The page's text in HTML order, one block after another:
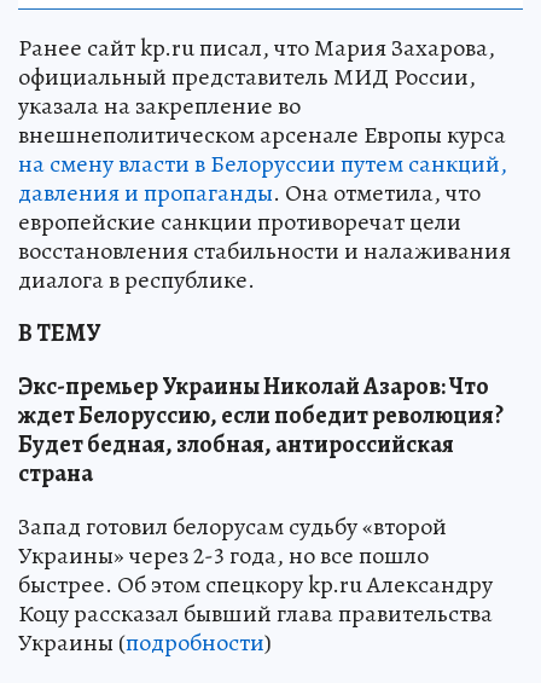
Ранее сайт kp.ru писал, что Мария Захарова,
официальный представитель МИД России,
указала на закрепление во
внешнеполитическом арсенале Европы курса
на смену власти в Белоруссии путем санкций,
давления и пропаганды. Она отметила, что
европейские санкции противоречат цели
восстановления стабильности и налаживания
диалога в республике.
В ТЕМУ
Экс-премьер Украины Николай Азаров: Что
ждет Белоруссию, если победит революция?
Будет бедная, злобная, антироссийская
страна
Запад готовил белорусам судьбу «второй
Украины» через 2-3 года, но все пошло
быстрее. Об этом спецкору kp.ru Александру
Коцу рассказал бывший глава правительства
Украины (подробности)